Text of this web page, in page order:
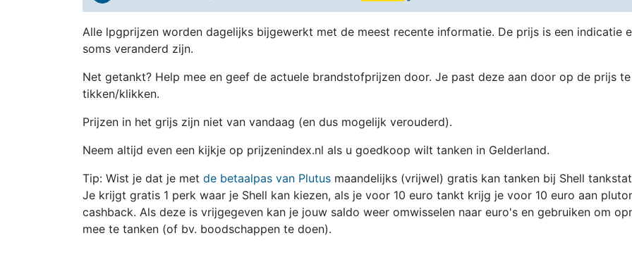
Alle lpgprijzen worden dagelijks bijgewerkt met de meest recente informatie. De prijs is een indicatie
soms veranderd zijn.
Net getankt? Help mee en geef de actuele brandstofprijzen door. Je past deze aan door op de prijs te
tikken/klikken.
Prijzen in het grijs zijn niet van vandaag (en dus mogelijk verouderd).
Neem altijd even een kijkje op prijzenindex.nl als u goedkoop wilt tanken in Gelderland.
Tip: Wist je dat je met de betaalpas van Plutus maandelijks (vrijwel) gratis kan tanken bij Shell
Je krijgt gratis 1 perk waar je Shell kan kiezen, als je voor 10 euro tankt krijg je voor 10 euro aan
cashback. Als deze is vrijgegeven kan je jouw saldo weer omwisselen naar euro's en gebruiken om
mee te tanken (of bv. boodschappen te doen).